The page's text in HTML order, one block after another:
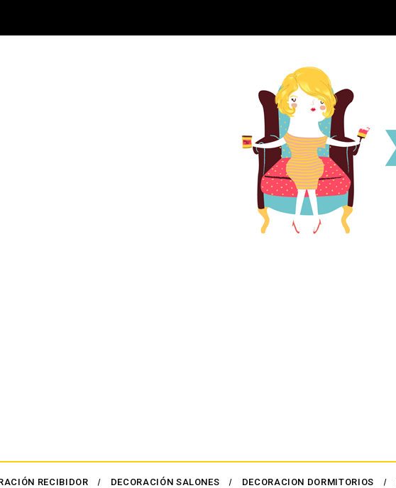
RECIBIDOR DECORACIÓN SALONES DECORACION DORMITORIOS